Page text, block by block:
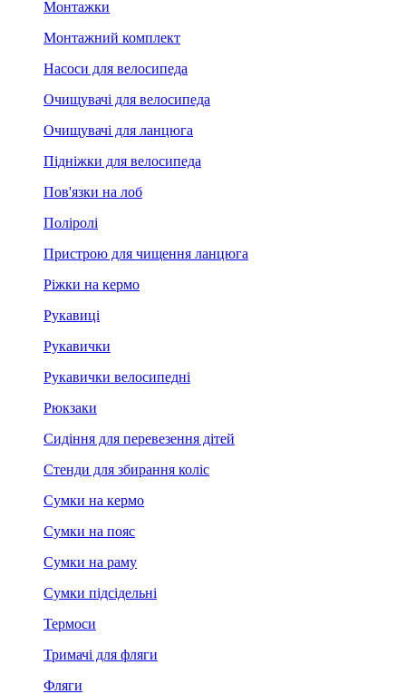
Монтажки
Монтажний комплект
Насоси для велосипеда
Очищувачі для велосипеда
Очищувачі для ланцюга
Підніжки для велосипеда
Пов'язки на лоб
Поліролі
Пристрою для чищення ланцюга
Ріжки на кермо
Рукавиці
Рукавички
Рукавички велосипедні
Рюкзаки
Сидіння для перевезення дітей
Стенди для збирання коліс
Сумки на кермо
Сумки на пояс
Сумки на раму
Сумки підсідельні
Термоси
Тримачі для фляги
Фляги